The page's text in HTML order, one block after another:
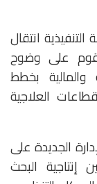
انتقال
على وضوح
والمالية بخطط
العلاجية
الجديدة على
إنتاجية البحث